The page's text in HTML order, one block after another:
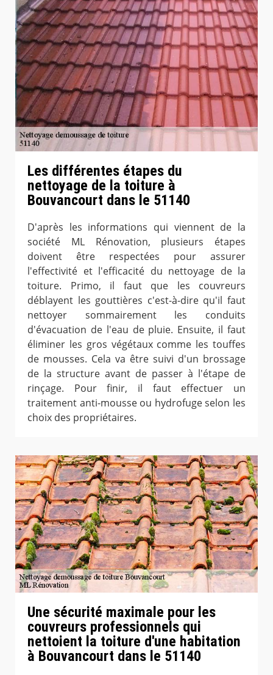
Les différentes étapes du
nettoyage de la toiture à
Bouvancourt dans le 51140
D'après les informations qui viennent de la
société ML Rénovation, plusieurs étapes
doivent être respectées pour assurer
l'effectivité et l'efficacité du nettoyage de la
toiture. Primo, il faut que les couvreurs
déblayent les gouttières c'est-à-dire qu'il faut
nettoyer sommairement les conduits
d'évacuation de l'eau de pluie. Ensuite, il faut
éliminer les gros végétaux comme les touffes
de mousses. Cela va être suivi d'un brossage
de la structure avant de passer à l'étape de
rinçage. Pour finir, il faut effectuer un
traitement anti-mousse ou hydrofuge selon les
choix des propriétaires.
Une sécurité maximale pour les
couvreurs professionnels qui
nettoient la toiture d'une habitation
à Bouvancourt dans le 51140